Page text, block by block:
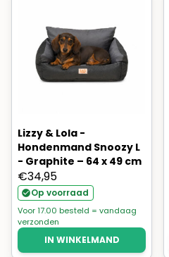
Lizzy & Lola -
Hondenmand Snoozy L
- Graphite – 64 x 49 cm
€34,95
Op voorraad
Voor 17.00 besteld = vandaag
verzonden
IN WINKELMAND